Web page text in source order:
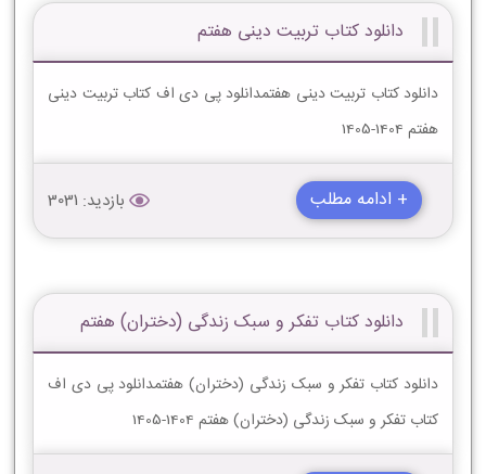
دانلود کتاب تربیت دینی هفتم
دانلود کتاب تربیت دینی هفتمدانلود پی دی اف کتاب تربیت دینی
هفتم 1404-1405
+ ادامه مطلب بازدید: 3031
دانلود کتاب تفکر و سبک زندگی (دختران) هفتم
دانلود کتاب تفکر و سبک زندگی (دختران) هفتمدانلود پی دی اف
کتاب تفکر و سبک زندگی (دختران) هفتم 1404-1405